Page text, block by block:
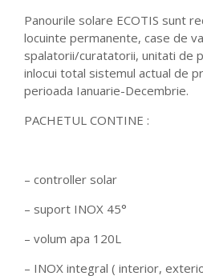
Panourile solare ECOTIS sunt
locuinte permanente, case de
spalatorii/curatatorii, unitati de
inlocui total sistemul actual de
perioada Ianuarie-Decembrie.
PACHETUL CONTINE :
– controller solar
– suport INOX 45°
– volum apa 120L
– INOX integral ( interior,